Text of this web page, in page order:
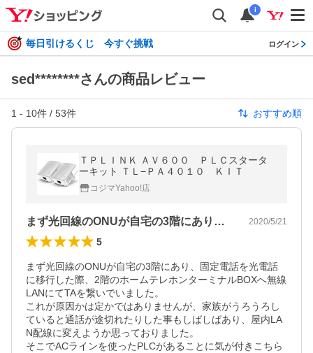
i
毎日引けるくじ 今すぐ挑戦 ログイン
sed********さんの商品レビュー
1 - 10件 / 53件 おすすめ順
ＴＰＬＩＮＫ ＡＶ６００ ＰＬＣスタータ
ーキット ＴＬ−ＰＡ４０１０ ＫＩＴ
コジマYahoo!店
まず光回線のONUが自宅の3階にあり、… 2020/5/21
5
まず光回線のONUが自宅の3階にあり、固定電話を光電話
に移行した際、2階のホームテレホンターミナルBOXへ無線
LANにてTAを繋いでいました。
これが原因かは定かではありませんが、家族がうろうろし
ていると通話が途切れたりした事もしばしばあり、屋内LA
N配線に変えようか思っておりました。
そこでACラインを使ったPLCがあることに気が付きこちら